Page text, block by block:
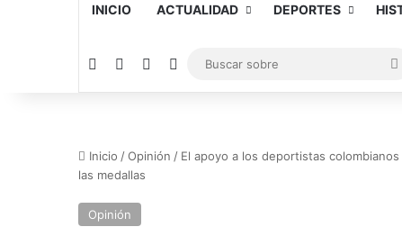
INICIO ACTUALIDAD DEPORTES
Facebook YouTubeInstagram
Inicio /Opinión / El apoyo a los deportistas
las medallas
Opinión